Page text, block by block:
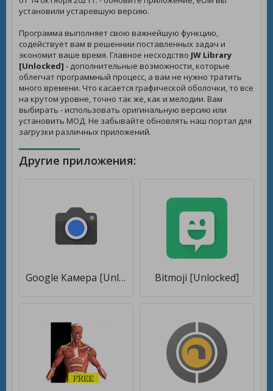
установили устаревшую версию.
Программа выполняет свою важнейшую функцию,
содействует вам в решеннии поставленных задач и
экономит ваше время. Главное несходство JW Library
[Unlocked] - дополнительные возможности, которые
облегчат программный процесс, а вам не нужно тратить
много времени. Что касается графической оболочки, то все
на крутом уровне, точно так же, как и мелодии. Вам
выбирать - использовать оригинальную версию или
установить МОД. Не забывайте обновлять наш портал для
загрузки различных приложений.
Другие приложения:
Google Камера [Unlocked] Bitmoji [Unlocked]